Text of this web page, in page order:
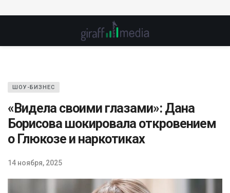
ШОУ-БИЗНЕС
«Видела своими глазами»: Дана
Борисова шокировала откровением
о Глюкозе и наркотиках
14 ноября, 2025